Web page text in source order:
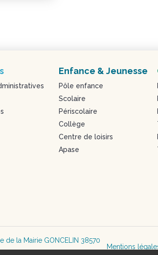
Enfance & Jeunesse
Pôle enfance
Scolaire
Périscolaire
Collège
Centre de loisirs
Apase
de la Mairie GONCELIN 38570
Mentions